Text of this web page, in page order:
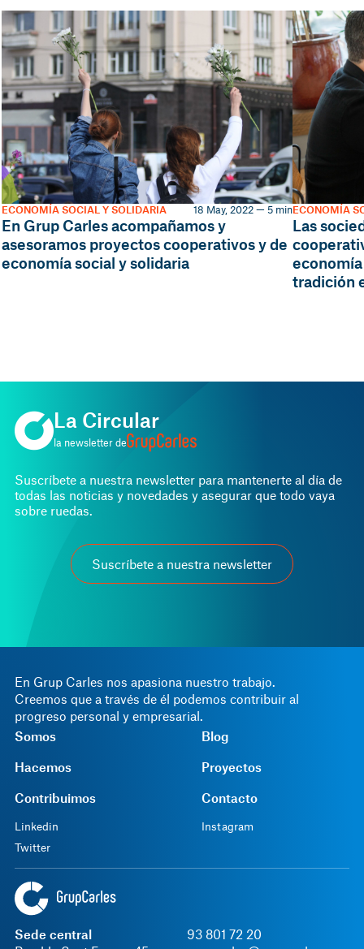
En Grup Carles acompañamos y
asesoramos proyectos cooperativos y de
economía social y solidaria
ECONOMÍA SOCIAL Y SOLIDARIA 18 May, 2022 — 5 min
Las
tradición
ECONOMÍA
En Grup Carles nos apasiona nuestro trabajo.
Creemos que a través de él podemos contribuir al
progreso personal y empresarial.
Somos
Hacemos
Contribuimos
Blog
Proyectos
Contacto
Linkedin
Twitter
Instagram
Sede central
93 801 72 20
La Circular
la newsletter de
Suscríbete a nuestra newsletter para mantenerte al día de
todas las noticias y novedades y asegurar que todo vaya
sobre ruedas.
Suscríbete a nuestra newsletter